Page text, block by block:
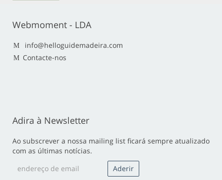
Webmoment - LDA
info@helloguidemadeira.com
Contacte-nos
Adira à Newsletter
Ao subscrever a nossa mailing list ficará sempre atualizado
com as últimas notícias.